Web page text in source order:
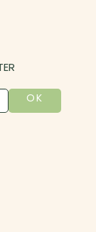
OK